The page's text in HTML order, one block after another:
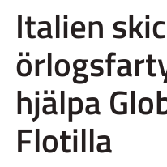
Italien
hjälpa
Flotilla